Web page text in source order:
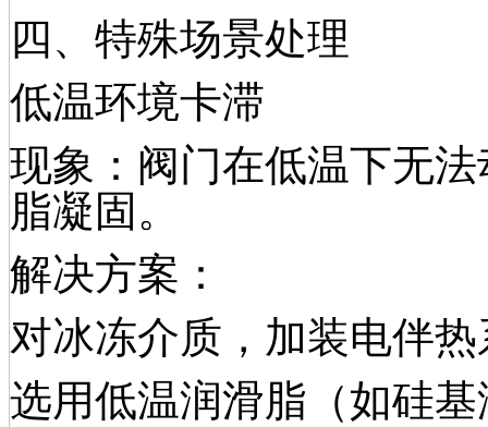
四、特殊场景处理
低温环境卡滞
现象：阀门在低温下无
脂凝固。
解决方案：
对冰冻介质，加装电伴
选用低温润滑脂（如硅